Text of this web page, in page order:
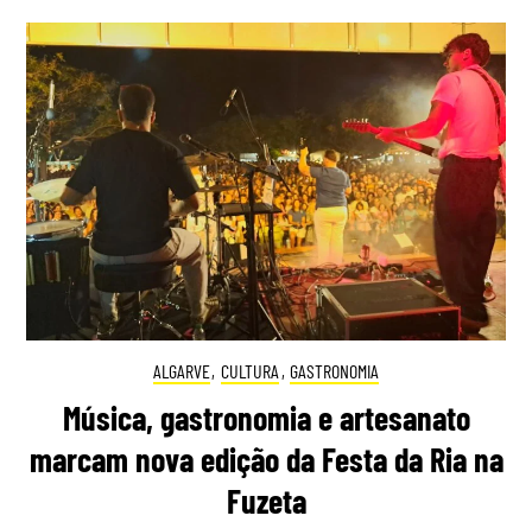
ALGARVE, CULTURA , GASTRONOMIA
Música, gastronomia e artesanato
marcam nova edição da Festa da Ria na
Fuzeta